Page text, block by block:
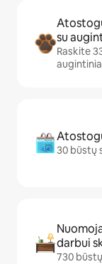
su
Raskite
30 būstų
darbui
730